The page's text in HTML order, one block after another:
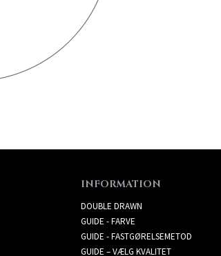
INFORMATION
DOUBLE DRAWN
GUIDE - FARVE
GUIDE - FASTGØRELSEMETOD
GUIDE – VÆLG KVALITET